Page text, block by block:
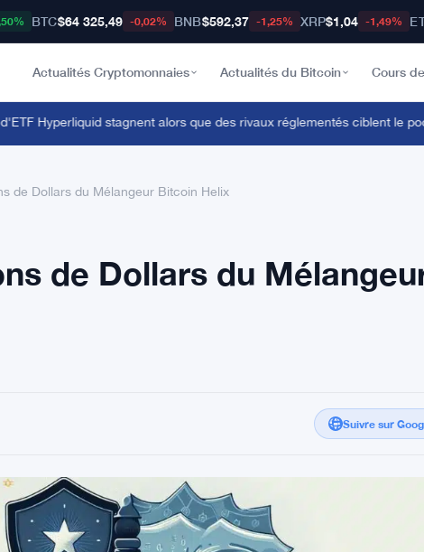
BTC$64 325,49 -0,02% BNB$592,37 -1,25% XRP$1,04 -1,49%
Actualités Cryptomonnaies Actualités du Bitcoin Cours
Hyperliquid stagnent alors que des rivaux réglementés ciblent le pool
de Dollars du Mélangeur Bitcoin Helix
de Dollars du
Suivre sur